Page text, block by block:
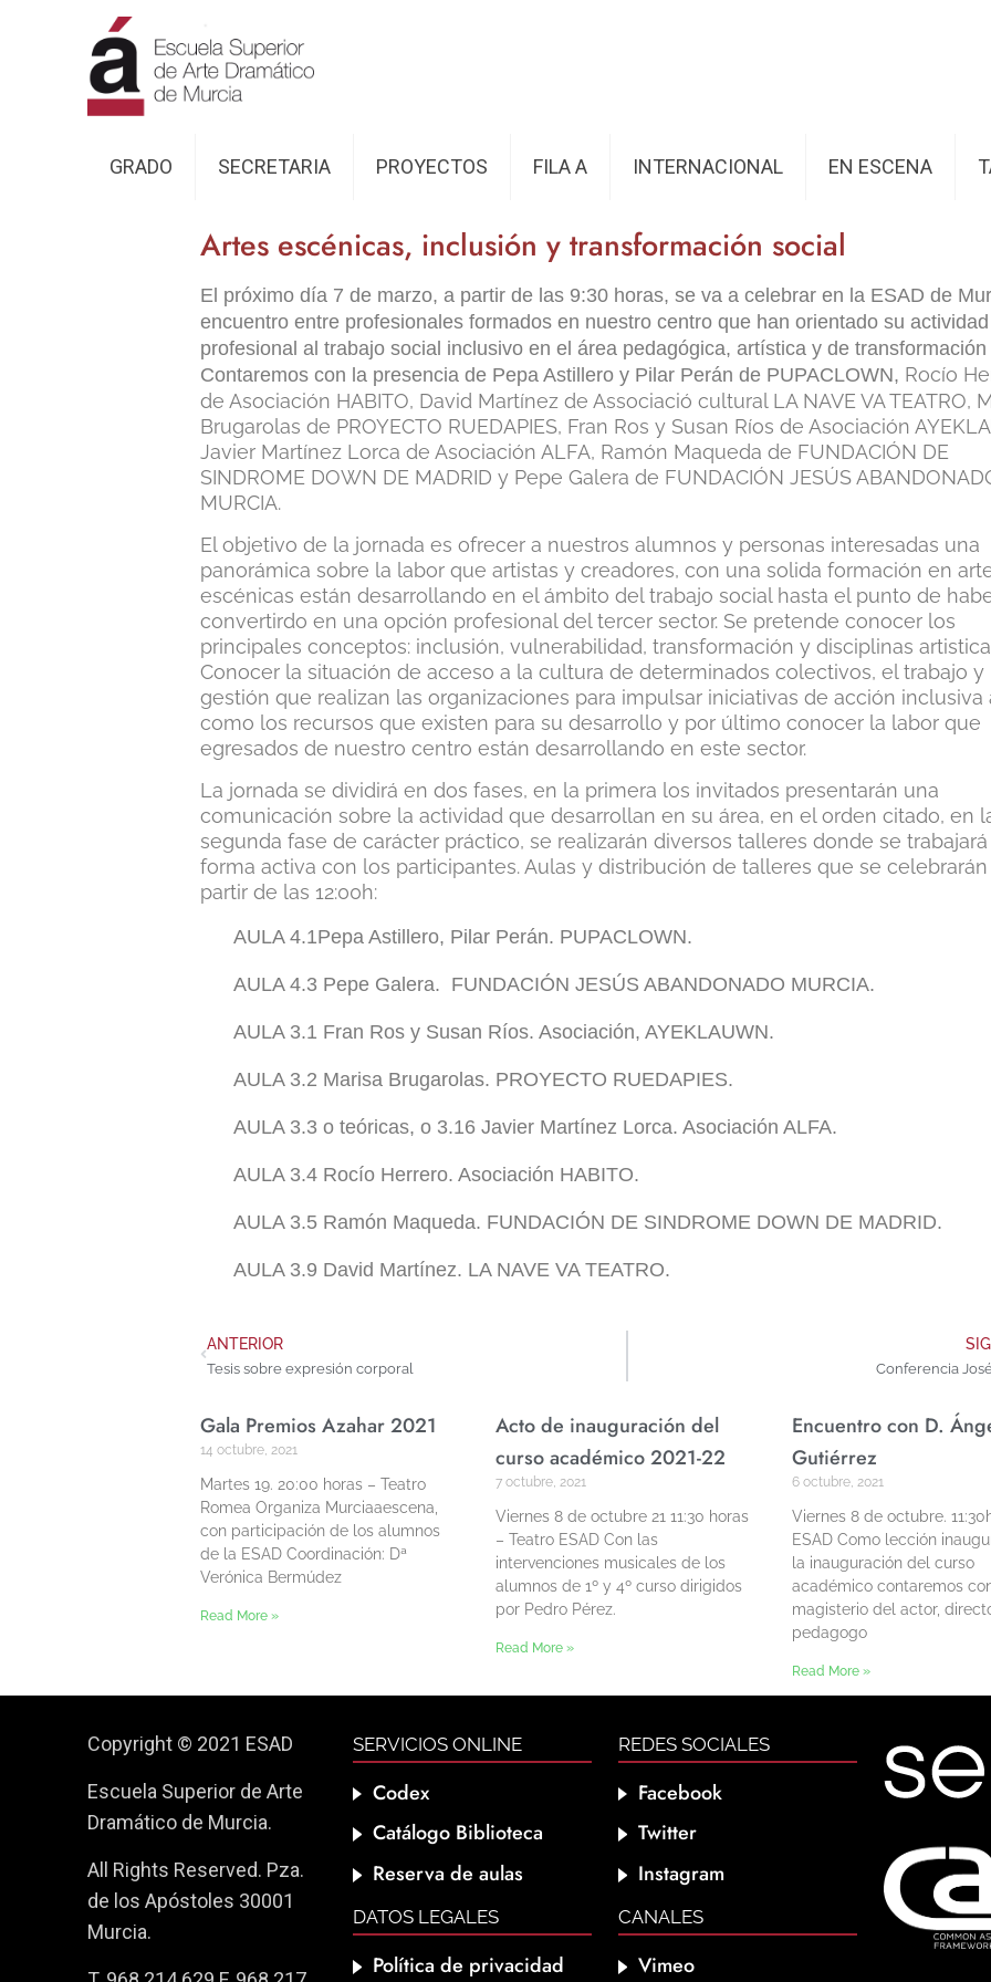
GRADO SECRETARIA PROYECTOS FILA A INTERNACIONAL EN ESCENA
Artes escénicas, inclusión y transformación social
El próximo día 7 de marzo, a partir de las 9:30 horas, se va a celebrar en la ESAD de
encuentro entre profesionales formados en nuestro centro que han orientado su actividad
profesional al trabajo social inclusivo en el área pedagógica, artística y de transformación
Contaremos con la presencia de Pepa Astillero y Pilar Perán de PUPACLOWN, Rocío
de Asociación HABITO, David Martínez de Associació cultural LA NAVE VA TEATRO,
Brugarolas de PROYECTO RUEDAPIES, Fran Ros y Susan Ríos de Asociación
Javier Martínez Lorca de Asociación ALFA, Ramón Maqueda de FUNDACIÓN DE
SINDROME DOWN DE MADRID y Pepe Galera de FUNDACIÓN JESÚS
MURCIA.
El objetivo de la jornada es ofrecer a nuestros alumnos y personas interesadas una
panorámica sobre la labor que artistas y creadores, con una solida formación en
escénicas están desarrollando en el ámbito del trabajo social hasta el punto de
convertirdo en una opción profesional del tercer sector. Se pretende conocer los
principales conceptos: inclusión, vulnerabilidad, transformación y disciplinas
Conocer la situación de acceso a la cultura de determinados colectivos, el trabajo y
gestión que realizan las organizaciones para impulsar iniciativas de acción inclusiva
como los recursos que existen para su desarrollo y por último conocer la labor que
egresados de nuestro centro están desarrollando en este sector.
La jornada se dividirá en dos fases, en la primera los invitados presentarán una
comunicación sobre la actividad que desarrollan en su área, en el orden citado, en
segunda fase de carácter práctico, se realizarán diversos talleres donde se
forma activa con los participantes. Aulas y distribución de talleres que se celebrarán
partir de las 12:00h:
AULA 4.1Pepa Astillero, Pilar Perán. PUPACLOWN.
AULA 4.3 Pepe Galera. FUNDACIÓN JESÚS ABANDONADO MURCIA.
AULA 3.1 Fran Ros y Susan Ríos. Asociación, AYEKLAUWN.
AULA 3.2 Marisa Brugarolas. PROYECTO RUEDAPIES.
AULA 3.3 o teóricas, o 3.16 Javier Martínez Lorca. Asociación ALFA.
AULA 3.4 Rocío Herrero. Asociación HABITO.
AULA 3.5 Ramón Maqueda. FUNDACIÓN DE SINDROME DOWN DE MADRID.
AULA 3.9 David Martínez. LA NAVE VA TEATRO.
ANTERIOR
Tesis sobre expresión corporal Conferencia
Gala Premios Azahar 2021
14 octubre, 2021
Martes 19. 20:00 horas – Teatro
Romea Organiza Murciaaescena,
con participación de los alumnos
de la ESAD Coordinación: Dª
Verónica Bermúdez
Read More »
Acto de inauguración del
curso académico 2021-22
7 octubre, 2021
Viernes 8 de octubre 21 11:30 horas
– Teatro ESAD Con las
intervenciones musicales de los
alumnos de 1º y 4º curso dirigidos
por Pedro Pérez.
Read More »
Encuentro con D.
Gutiérrez
6 octubre, 2021
Viernes 8 de octubre.
ESAD Como lección
la inauguración del curso
académico contaremos
magisterio del actor,
pedagogo
Read More »
Copyright © 2021 ESAD
Escuela Superior de Arte
Dramático de Murcia.
All Rights Reserved. Pza.
de los Apóstoles 30001
Murcia.
SERVICIOS ONLINE
Codex
Catálogo Biblioteca
Reserva de aulas
DATOS LEGALES
Política de privacidad
REDES SOCIALES
Facebook
Twitter
Instagram
CANALES
Vimeo